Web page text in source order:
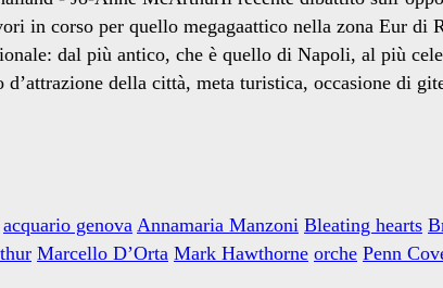
in corso per quello megagaattico nella zona Eur
dal più antico, che è quello di Napoli, al più
della città, meta turistica, occasione di
acquario genova Annamaria Manzoni Bleating hearts
Marcello D’Orta Mark Hawthorne orche Penn